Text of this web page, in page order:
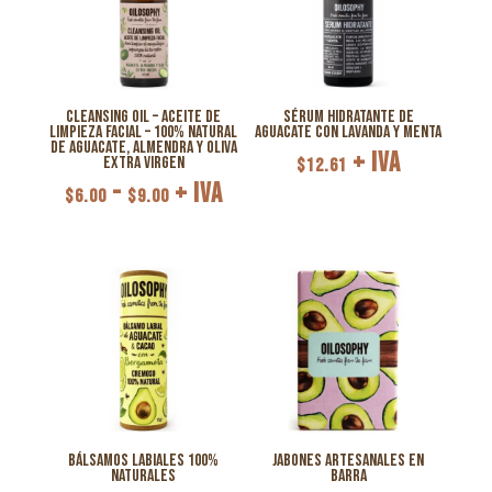
Cleansing Oil – Aceite de
limpieza facial – 100% natural
de Aguacate, Almendra y Oliva
Extra Virgen
$6.00 - $9.00Rango
desde
$6.00
hasta
+ IVA
Sérum Hidratante de
Aguacate con Lavanda y Menta
$12.61 + IVA
Bálsamos Labiales 100%
Naturales
Jabones Artesanales en
Barra